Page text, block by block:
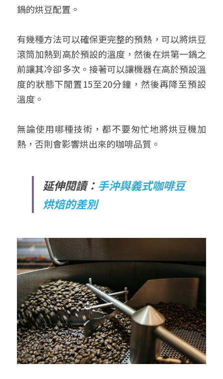
鍋的烘豆配置。
有幾種方法可以確保更完整的預熱，可以將烘豆
滾筒加熱到高於預設的溫度，然後在烘第一鍋之
前讓其冷卻多次。接著可以讓機器在高於預設溫
度的狀態下閒置15至20分鐘，然後再降至預設
溫度。
無論使用哪種技術，都不要匆忙地將烘豆機加
熱，否則會影響烘出來的咖啡品質。
延伸閱讀： 手沖與義式咖啡豆
烘焙的差別